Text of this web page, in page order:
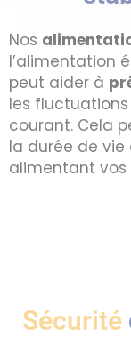
Nos
l’alimentation
peut aider à
les
courant. Cela
la durée de
alimentant vos
Sécurité